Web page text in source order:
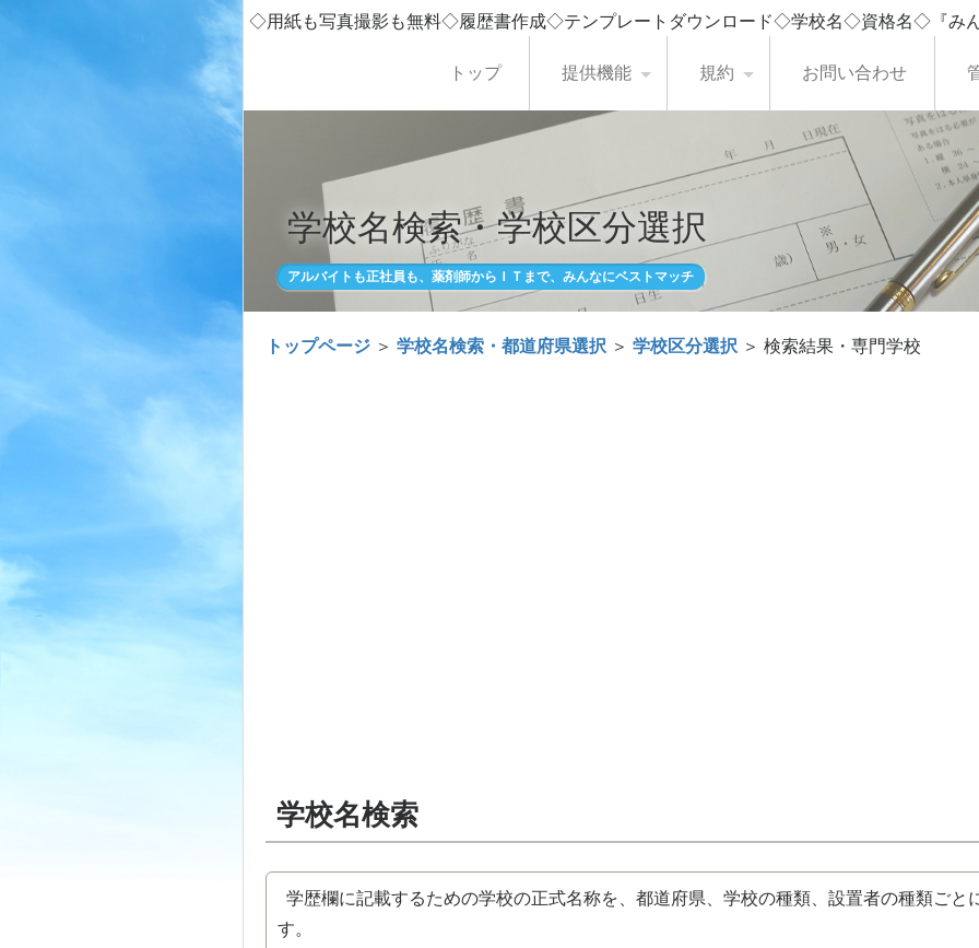
◇用紙も写真撮影も無料◇履歴書作成◇テンプレートダウンロード◇学校名◇資格名◇『み
トップ 提供機能 規約 お問い合わせ
学校名検索・学校区分選択
アルバイトも正社員も、薬剤師からＩＴまで、みんなにベストマッチ
トップページ ＞ 学校名検索・都道府県選択 ＞ 学校区分選択 ＞ 検索結果・専門学校
学校名検索
学歴欄に記載するための学校の正式名称を、都道府県、学校の種類、設置者の種類ごと
す。